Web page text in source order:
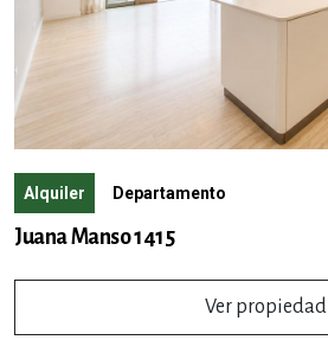
Alquiler Departamento
Juana Manso 1415
Ver propiedad